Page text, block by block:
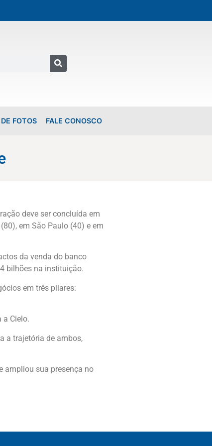
FOTOS FALE CONOSCO
deve ser concluída em
em São Paulo (40) e em
da venda do banco
bilhões na instituição.
em três pilares:
a Cielo.
a trajetória de ambos,
ampliou sua presença no